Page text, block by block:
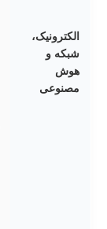
الکترونیک،
شبکه و
هوش
مصنوعی